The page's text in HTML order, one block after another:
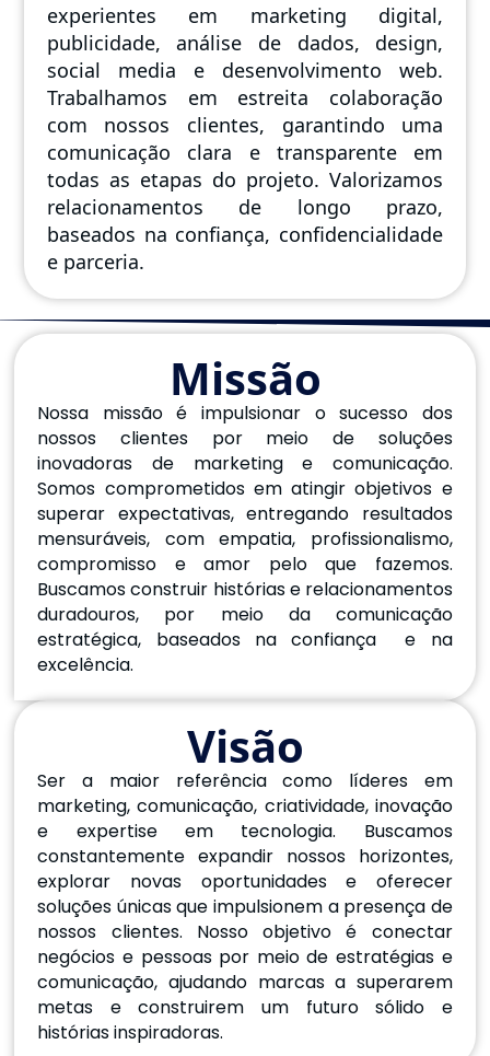
experientes em marketing digital,
publicidade, análise de dados, design,
social media e desenvolvimento web.
Trabalhamos em estreita colaboração
com nossos clientes, garantindo uma
comunicação clara e transparente em
todas as etapas do projeto. Valorizamos
relacionamentos de longo prazo,
baseados na confiança, confidencialidade
e parceria.
Missão
Nossa missão é impulsionar o sucesso dos
nossos clientes por meio de soluções
inovadoras de marketing e comunicação.
Somos comprometidos em atingir objetivos e
superar expectativas, entregando resultados
mensuráveis, com empatia, profissionalismo,
compromisso e amor pelo que fazemos.
Buscamos construir histórias e relacionamentos
duradouros, por meio da comunicação
estratégica, baseados na confiança e na
excelência.
Visão
Ser a maior referência como líderes em
marketing, comunicação, criatividade, inovação
e expertise em tecnologia. Buscamos
constantemente expandir nossos horizontes,
explorar novas oportunidades e oferecer
soluções únicas que impulsionem a presença de
nossos clientes. Nosso objetivo é conectar
negócios e pessoas por meio de estratégias e
comunicação, ajudando marcas a superarem
metas e construirem um futuro sólido e
histórias inspiradoras.